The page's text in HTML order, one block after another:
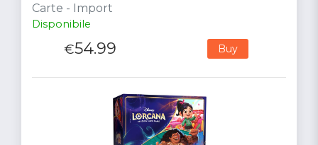
Carte - Import
Disponibile
€54.99 Buy